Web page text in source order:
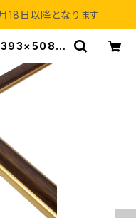
18日以降となります
393×508ミ